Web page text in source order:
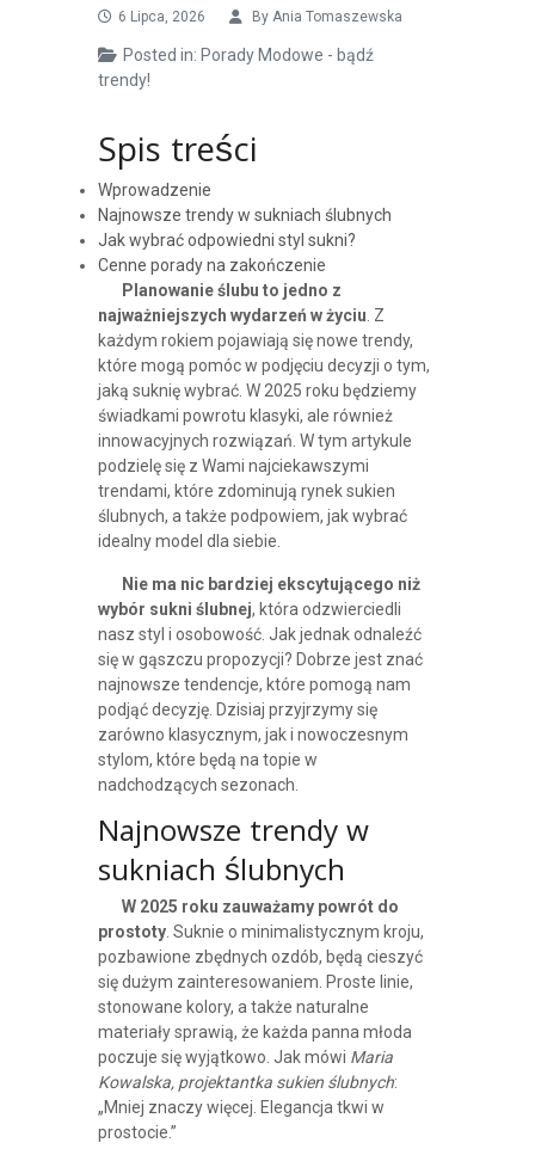
6 Lipca, 2026 By Ania Tomaszewska
Posted in: Porady Modowe - bądź
trendy!
Spis treści
Wprowadzenie
Najnowsze trendy w sukniach ślubnych
Jak wybrać odpowiedni styl sukni?
Cenne porady na zakończenie
Planowanie ślubu to jedno z
najważniejszych wydarzeń w życiu. Z
każdym rokiem pojawiają się nowe trendy,
które mogą pomóc w podjęciu decyzji o tym,
jaką suknię wybrać. W 2025 roku będziemy
świadkami powrotu klasyki, ale również
innowacyjnych rozwiązań. W tym artykule
podzielę się z Wami najciekawszymi
trendami, które zdominują rynek sukien
ślubnych, a także podpowiem, jak wybrać
idealny model dla siebie.
Nie ma nic bardziej ekscytującego niż
wybór sukni ślubnej, która odzwierciedli
nasz styl i osobowość. Jak jednak odnaleźć
się w gąszczu propozycji? Dobrze jest znać
najnowsze tendencje, które pomogą nam
podjąć decyzję. Dzisiaj przyjrzymy się
zarówno klasycznym, jak i nowoczesnym
stylom, które będą na topie w
nadchodzących sezonach.
Najnowsze trendy w
sukniach ślubnych
W 2025 roku zauważamy powrót do
prostoty. Suknie o minimalistycznym kroju,
pozbawione zbędnych ozdób, będą cieszyć
się dużym zainteresowaniem. Proste linie,
stonowane kolory, a także naturalne
materiały sprawią, że każda panna młoda
poczuje się wyjątkowo. Jak mówi Maria
Kowalska, projektantka sukien ślubnych:
„Mniej znaczy więcej. Elegancja tkwi w
prostocie.”